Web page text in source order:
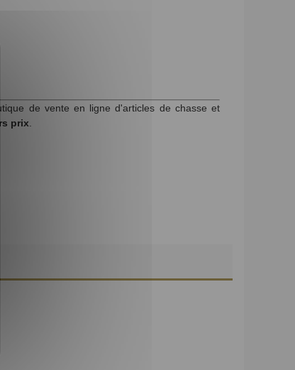
de vente en ligne d'articles de chasse et
prix